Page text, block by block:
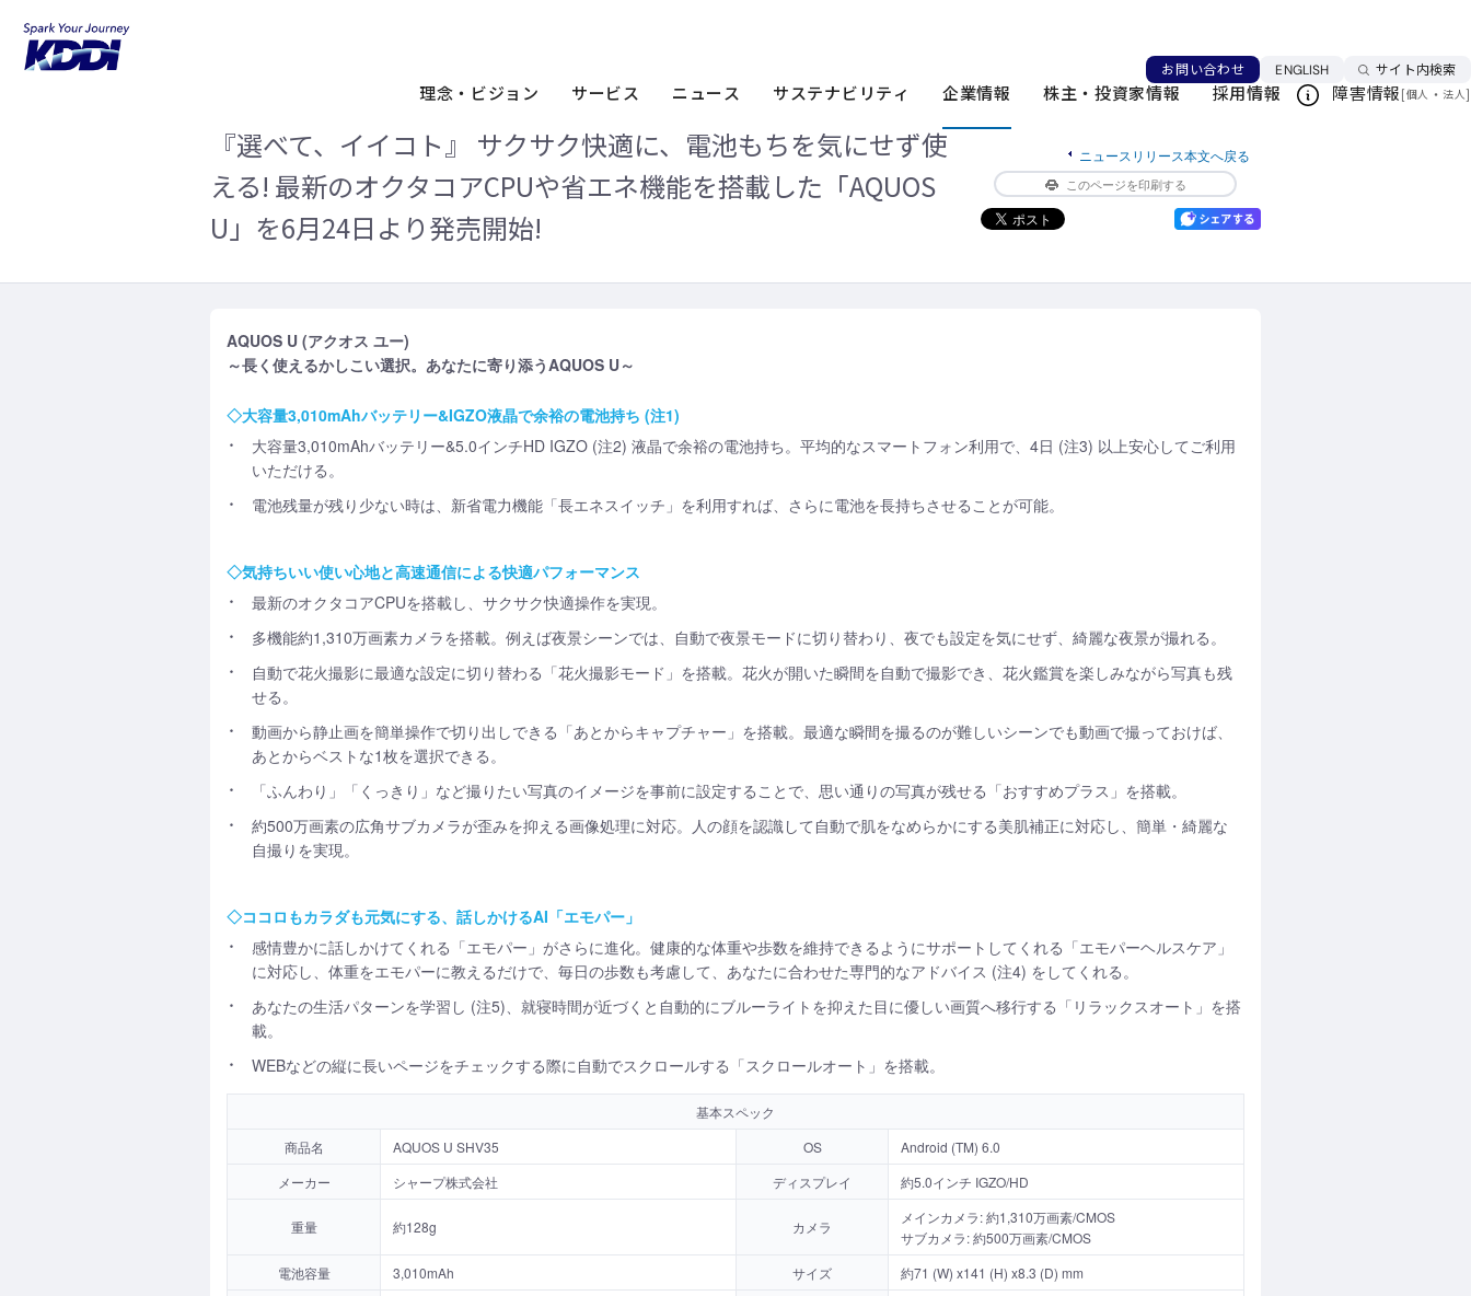
お問い合わせ ENGLISH言語を切り替える
サイト内検索
理念・ビジョン サービス ニュース サステナビリティ 企業情報 株主・投資家情報 採用情報 障害情報[個人 ・ 法人]
『選べて、イイコト』 サクサク快適に、電池もちを気にせず使
える! 最新のオクタコアCPUや省エネ機能を搭載した「AQUOS
U」を6月24日より発売開始!
ニュースリリース本文へ戻る
このページを印刷する
AQUOS U (アクオス ユー)
～長く使えるかしこい選択。あなたに寄り添うAQUOS U～
◇大容量3,010mAhバッテリー&IGZO液晶で余裕の電池持ち (注1)
大容量3,010mAhバッテリー&5.0インチHD IGZO (注2) 液晶で余裕の電池持ち。平均的なスマートフォン利用で、4日 (注3) 以上安心してご利用
いただける。
電池残量が残り少ない時は、新省電力機能「長エネスイッチ」を利用すれば、さらに電池を長持ちさせることが可能。
◇気持ちいい使い心地と高速通信による快適パフォーマンス
最新のオクタコアCPUを搭載し、サクサク快適操作を実現。
多機能約1,310万画素カメラを搭載。例えば夜景シーンでは、自動で夜景モードに切り替わり、夜でも設定を気にせず、綺麗な夜景が撮れる。
自動で花火撮影に最適な設定に切り替わる「花火撮影モード」を搭載。花火が開いた瞬間を自動で撮影でき、花火鑑賞を楽しみながら写真も残
せる。
動画から静止画を簡単操作で切り出しできる「あとからキャプチャー」を搭載。最適な瞬間を撮るのが難しいシーンでも動画で撮っておけば、
あとからベストな1枚を選択できる。
「ふんわり」「くっきり」など撮りたい写真のイメージを事前に設定することで、思い通りの写真が残せる「おすすめプラス」を搭載。
約500万画素の広角サブカメラが歪みを抑える画像処理に対応。人の顔を認識して自動で肌をなめらかにする美肌補正に対応し、簡単・綺麗な
自撮りを実現。
◇ココロもカラダも元気にする、話しかけるAI「エモパー」
感情豊かに話しかけてくれる「エモパー」がさらに進化。健康的な体重や歩数を維持できるようにサポートしてくれる「エモパーヘルスケア」
に対応し、体重をエモパーに教えるだけで、毎日の歩数も考慮して、あなたに合わせた専門的なアドバイス (注4) をしてくれる。
あなたの生活パターンを学習し (注5)、就寝時間が近づくと自動的にブルーライトを抑えた目に優しい画質へ移行する「リラックスオート」を搭
載。
WEBなどの縦に長いページをチェックする際に自動でスクロールする「スクロールオート」を搭載。
基本スペック
商品名
AQUOS U SHV35 OS
Android (TM) 6.0
メーカー
シャープ株式会社 ディスプレイ 約5.0インチ IGZO/HD
重量 約128g カメラ
メインカメラ: 約1,310万画素/CMOS
サブカメラ: 約500万画素/CMOS
電池容量
3,010mAh サイズ 約71 (W) x141 (H) x8.3 (D) mm